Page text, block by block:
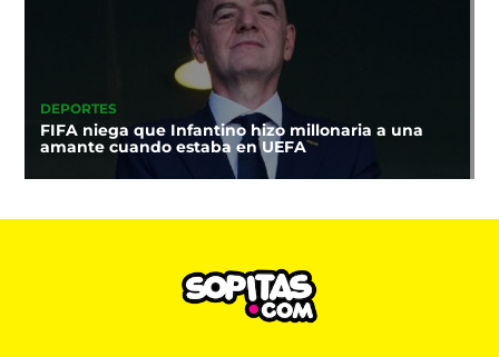
DEPORTES
FIFA niega que Infantino hizo millonaria a una
amante cuando estaba en UEFA